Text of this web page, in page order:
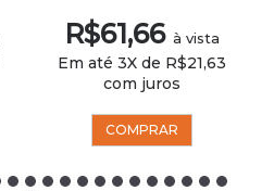
R$61,66 à vista
Em até 3X de R$21,63
com juros
COMPRAR